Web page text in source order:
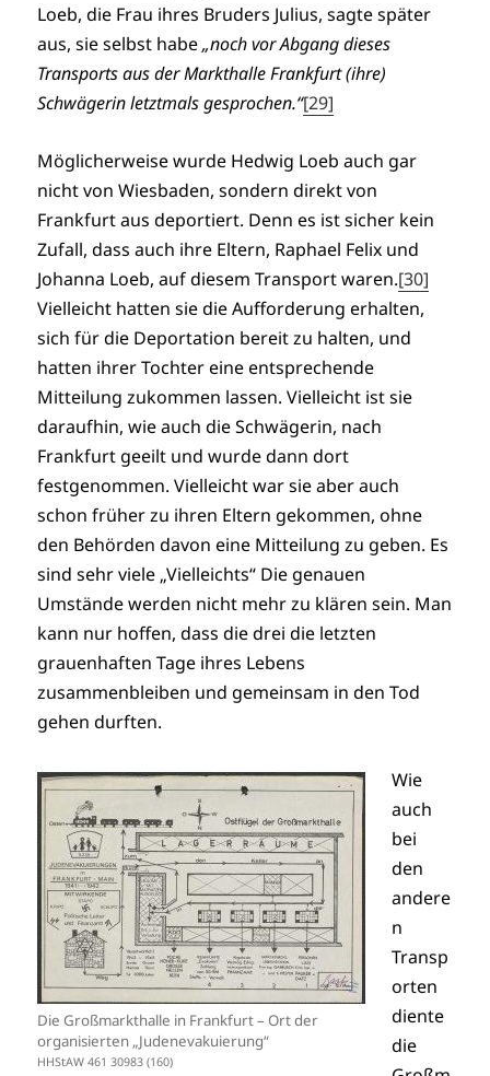
Loeb, die Frau ihres Bruders Julius, sagte später
aus, sie selbst habe„noch vor Abgang dieses
Transports aus der Markthalle Frankfurt (ihre)
Schwägerin letztmals gesprochen.“[29]
Möglicherweise wurde Hedwig Loeb auch gar
nicht von Wiesbaden, sondern direkt von
Frankfurt aus deportiert. Denn es ist sicher kein
Zufall, dass auch ihre Eltern, Raphael Felix und
Johanna Loeb, auf diesem Transport waren.[30]
Vielleicht hatten sie die Aufforderung erhalten,
sich für die Deportation bereit zu halten, und
hatten ihrer Tochter eine entsprechende
Mitteilung zukommen lassen. Vielleicht ist sie
daraufhin, wie auch die Schwägerin, nach
Frankfurt geeilt und wurde dann dort
festgenommen. Vielleicht war sie aber auch
schon früher zu ihren Eltern gekommen, ohne
den Behörden davon eine Mitteilung zu geben. Es
sind sehr viele „Vielleichts“ Die genauen
Umstände werden nicht mehr zu klären sein. Man
kann nur hoffen, dass die drei die letzten
grauenhaften Tage ihres Lebens
zusammenbleiben und gemeinsam in den Tod
gehen durften.
Die Großmarkthalle in Frankfurt – Ort der
organisierten „Judenevakuierung“
HHStAW 461 30983 (160)
Wie
auch
bei
den
andere
n
Transp
orten
diente
die